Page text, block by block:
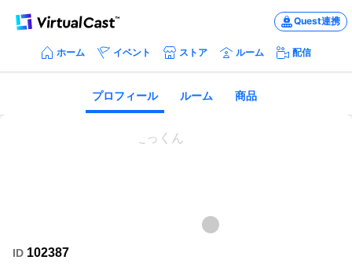
Quest連携
ホーム イベント ストア ルーム 配信
プロフィール ルーム 商品
ID 102387